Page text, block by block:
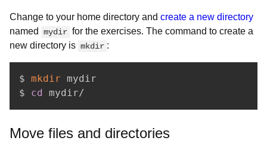
Change to your home directory and create a new directory
named
mydir for the exercises. The command to create a
new directory is mkdir :
$ mkdir mydir
$ cd mydir/
Move files and directories